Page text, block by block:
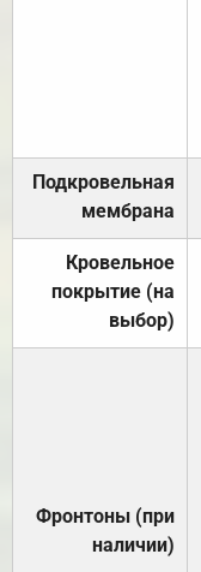
Подкровельная
мембрана
Кровельное
покрытие (на
выбор)
Фронтоны (при
наличии)